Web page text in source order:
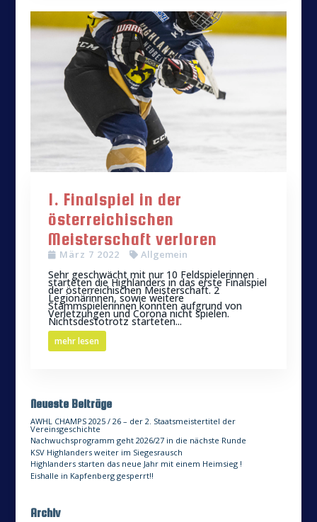
1. Finalspiel in der
österreichischen
Meisterschaft verloren
März 7 2022 Allgemein
Sehr geschwächt mit nur 10 Feldspielerinnen
starteten die Highlanders in das erste Finalspiel
der österreichischen Meisterschaft. 2
Legionärinnen, sowie weitere
Stammspielerinnen konnten aufgrund von
Verletzungen und Corona nicht spielen.
Nichtsdestotrotz starteten...
mehr lesen
Neueste Beiträge
AWHL CHAMPS 2025 / 26 – der 2. Staatsmeistertitel der
Vereinsgeschichte
Nachwuchsprogramm geht 2026/27 in die nächste Runde
KSV Highlanders weiter im Siegesrausch
Highlanders starten das neue Jahr mit einem Heimsieg !
Eishalle in Kapfenberg gesperrt!!
Archiv